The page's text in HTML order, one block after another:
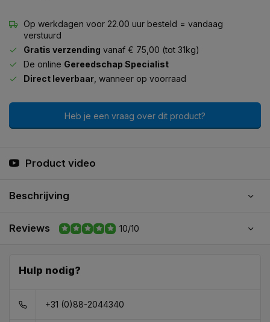
Op werkdagen voor 22.00 uur besteld = vandaag
verstuurd
Gratis verzending vanaf € 75,00 (tot 31kg)
De online Gereedschap Specialist
Direct leverbaar , wanneer op voorraad
Heb je een vraag over dit product?
Product video
Beschrijving
Reviews 10/10
Hulp nodig?
+31 (0)88-2044340